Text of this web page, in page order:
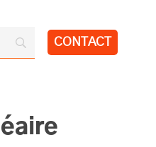
/ Caviste
CONTACT